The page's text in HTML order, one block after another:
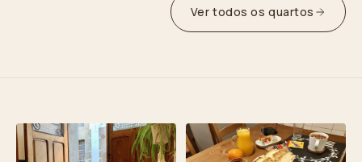
Ver todos os quartos